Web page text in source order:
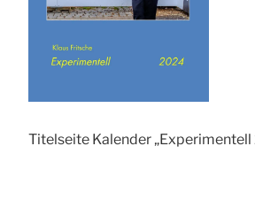
Titelseite Kalender „Experimentell